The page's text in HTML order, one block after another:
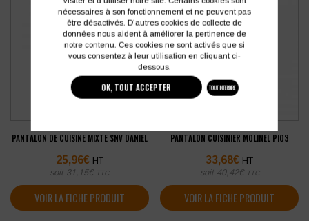
PANTALON DE CUISINE MIXTE SNV DANIEL
25,96€ HT
soit 31,15€ TTC
VOIR LA FICHE PRODUIT
PANTALON CUISINIER MOLINEL PIO3
33,68€ HT
soit 40,42€ TTC
VOIR LA FICHE PRODUIT
nécessaires à son fonctionnement et ne peuvent pas
être désactivés. D'autres cookies de collecte de
données nous aident à améliorer la pertinence de
notre contenu. Ces cookies ne sont activés que si
vous consentez à leur utilisation en cliquant ci-
dessous.
OK, TOUT ACCEPTER TOUT INTERDIRE